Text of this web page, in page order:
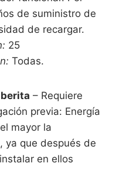
de suministro de
de recargar.
25
Todas.
– Requiere
previa: Energía
mayor la
ya que después de
en ellos